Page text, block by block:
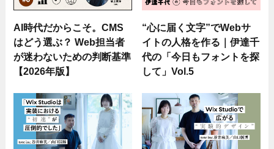
AI時代だからこそ。CMS
はどう選ぶ？ Web担当者
が迷わないための判断基準
【2026年版】
“心に届く文字”でWebサ
イトの人格を作る｜伊達千
代の「今日もフォントを探
して」Vol.5